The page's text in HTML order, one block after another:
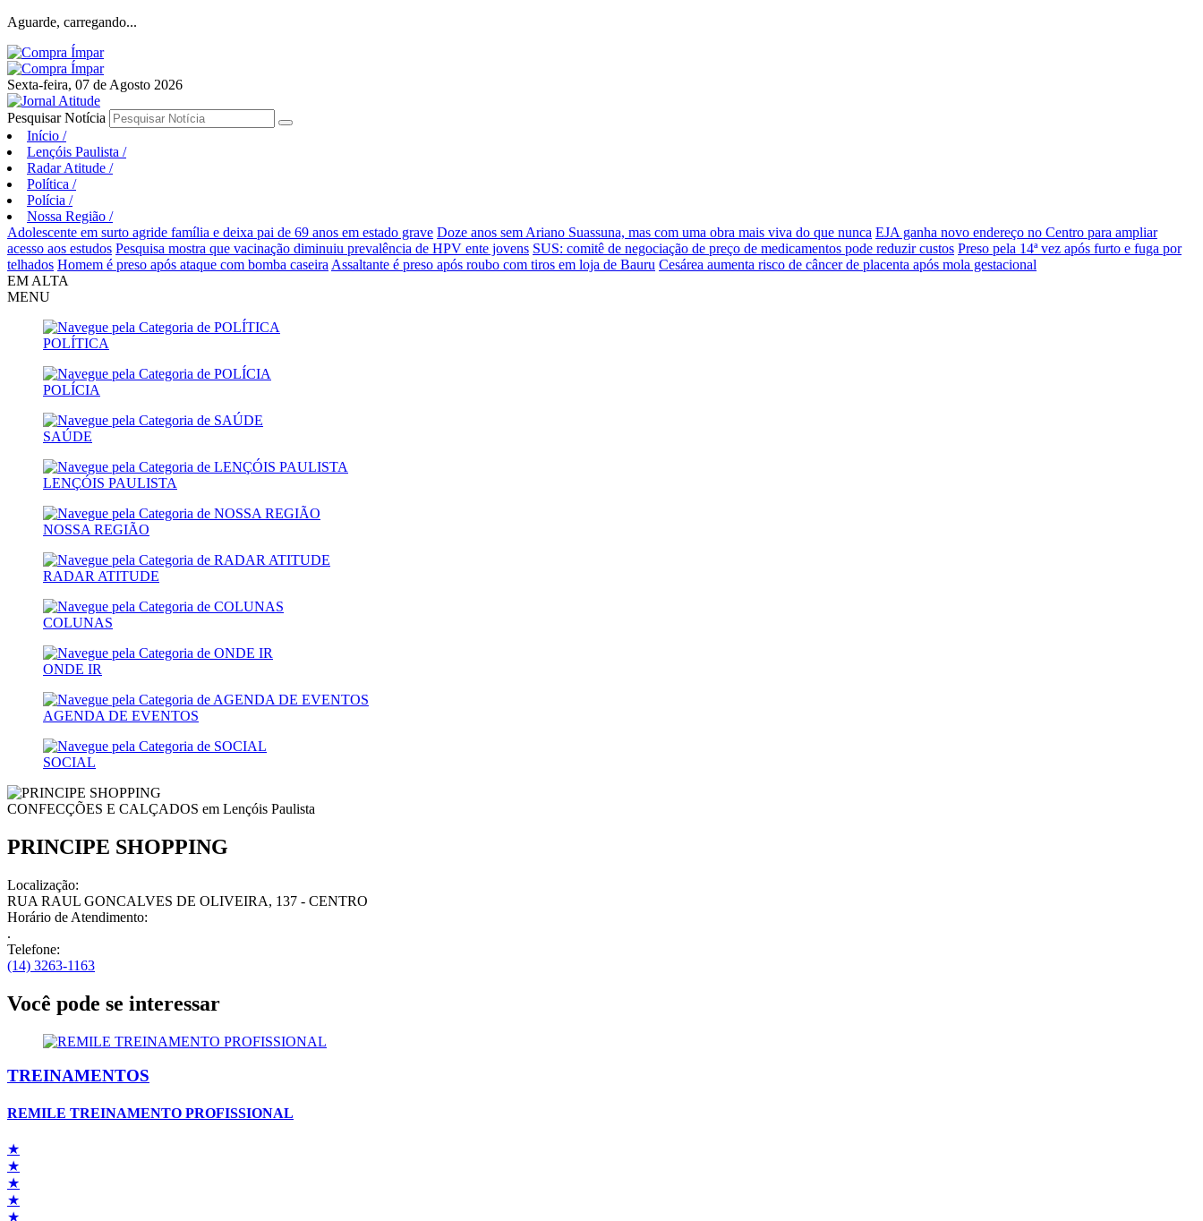
Aguarde, carregando...
Sexta-feira, 07 de Agosto 2026
Pesquisar Notícia
Início /
Lençóis Paulista /
Radar Atitude /
Política /
Polícia /
Nossa Região /
Adolescente em surto agride família e deixa pai de 69 anos em estado grave Doze anos sem Ariano Suassuna, mas com uma obra mais viva do que nunca EJA ganha novo endereço no Centro para ampliar
acesso aos estudos Pesquisa mostra que vacinação diminuiu prevalência de HPV ente jovens SUS: comitê de negociação de preço de medicamentos pode reduzir custos Preso pela 14ª vez após furto e fuga por
telhados Homem é preso após ataque com bomba caseira Assaltante é preso após roubo com tiros em loja de Bauru Cesárea aumenta risco de câncer de placenta após mola gestacional
EM ALTA
MENU
POLÍTICA
POLÍCIA
SAÚDE
LENÇÓIS PAULISTA
NOSSA REGIÃO
RADAR ATITUDE
COLUNAS
ONDE IR
AGENDA DE EVENTOS
SOCIAL
CONFECÇÕES E CALÇADOS em Lençóis Paulista
PRINCIPE SHOPPING
Localização:
RUA RAUL GONCALVES DE OLIVEIRA, 137 - CENTRO
Horário de Atendimento:
.
Telefone:
(14) 3263-1163
Você pode se interessar
TREINAMENTOS
REMILE TREINAMENTO PROFISSIONAL
★
★
★
★
★